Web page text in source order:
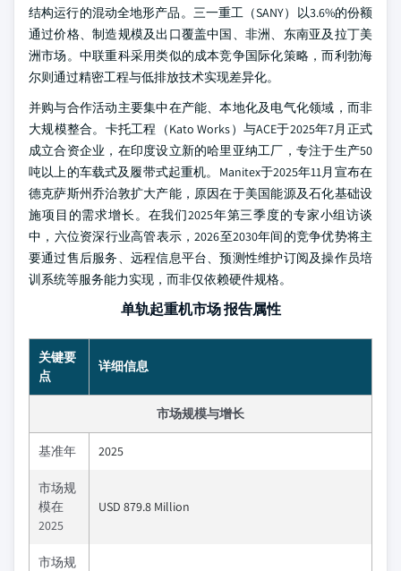
结构运行的混动全地形产品。三一重工（SANY）以3.6%的份额
通过价格、制造规模及出口覆盖中国、非洲、东南亚及拉丁美
洲市场。中联重科采用类似的成本竞争国际化策略，而利勃海
尔则通过精密工程与低排放技术实现差异化。
并购与合作活动主要集中在产能、本地化及电气化领域，而非
大规模整合。卡托工程（Kato Works）与ACE于2025年7月正式
成立合资企业，在印度设立新的哈里亚纳工厂，专注于生产50
吨以上的车载式及履带式起重机。Manitex于2025年11月宣布在
德克萨斯州乔治敦扩大产能，原因在于美国能源及石化基础设
施项目的需求增长。在我们2025年第三季度的专家小组访谈
中，六位资深行业高管表示，2026至2030年间的竞争优势将主
要通过售后服务、远程信息平台、预测性维护订阅及操作员培
训系统等服务能力实现，而非仅依赖硬件规格。
单轨起重机市场 报告属性
关键要
点
详细信息
市场规模与增长
基准年 2025
市场规
模在
2025
USD 879.8 Million
市场规